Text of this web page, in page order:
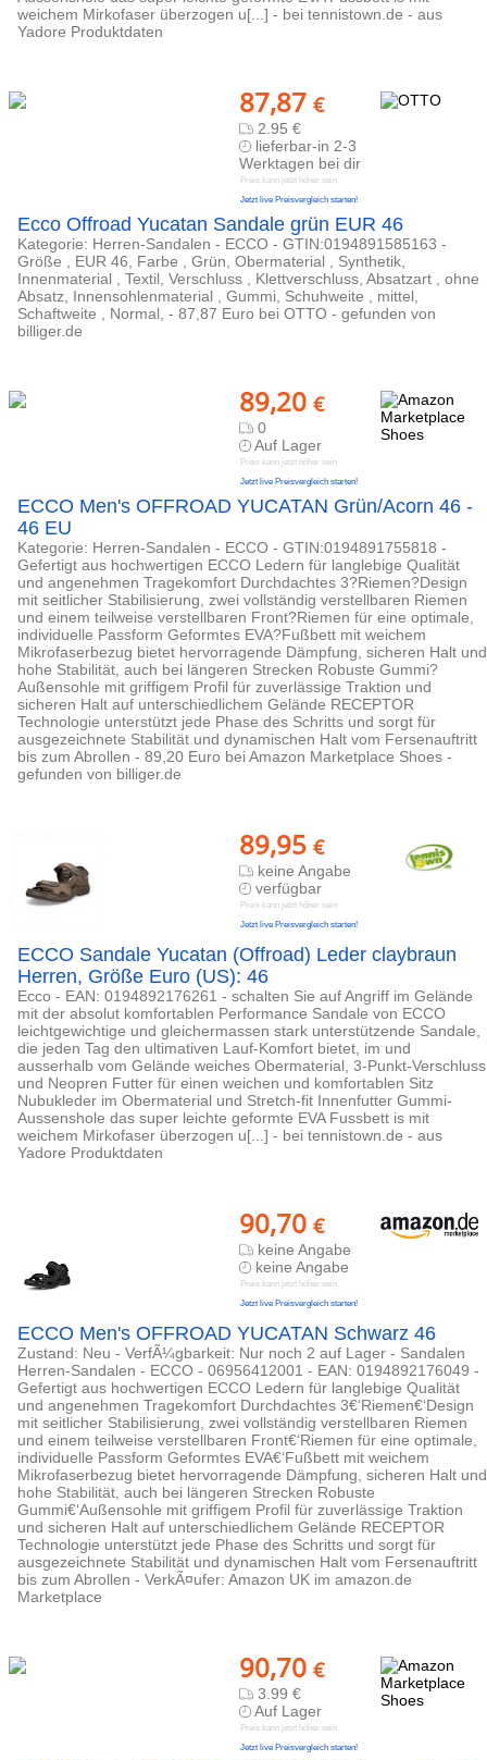
weichem Mirkofaser überzogen u[...] - bei tennistown.de - aus
Yadore Produktdaten
87,87 €
2.95 €
lieferbar-in 2-3
Werktagen bei dir
Preis kann jetzt höher sein
Jetzt live Preisvergleich starten!
Ecco Offroad Yucatan Sandale grün EUR 46
Kategorie: Herren-Sandalen - ECCO - GTIN:0194891585163 -
Größe , EUR 46, Farbe , Grün, Obermaterial , Synthetik,
Innenmaterial , Textil, Verschluss , Klettverschluss, Absatzart , ohne
Absatz, Innensohlenmaterial , Gummi, Schuhweite , mittel,
Schaftweite , Normal, - 87,87 Euro bei OTTO - gefunden von
billiger.de
89,20 €
0
Auf Lager
Preis kann jetzt höher sein
Jetzt live Preisvergleich starten!
ECCO Men's OFFROAD YUCATAN Grün/Acorn 46 -
46 EU
Kategorie: Herren-Sandalen - ECCO - GTIN:0194891755818 -
Gefertigt aus hochwertigen ECCO Ledern für langlebige Qualität
und angenehmen Tragekomfort Durchdachtes 3?Riemen?Design
mit seitlicher Stabilisierung, zwei vollständig verstellbaren Riemen
und einem teilweise verstellbaren Front?Riemen für eine optimale,
individuelle Passform Geformtes EVA?Fußbett mit weichem
Mikrofaserbezug bietet hervorragende Dämpfung, sicheren Halt und
hohe Stabilität, auch bei längeren Strecken Robuste Gummi?
Außensohle mit griffigem Profil für zuverlässige Traktion und
sicheren Halt auf unterschiedlichem Gelände RECEPTOR
Technologie unterstützt jede Phase des Schritts und sorgt für
ausgezeichnete Stabilität und dynamischen Halt vom Fersenauftritt
bis zum Abrollen - 89,20 Euro bei Amazon Marketplace Shoes -
gefunden von billiger.de
89,95 €
keine Angabe
verfügbar
Preis kann jetzt höher sein
Jetzt live Preisvergleich starten!
ECCO Sandale Yucatan (Offroad) Leder claybraun
Herren, Größe Euro (US): 46
Ecco - EAN: 0194892176261 - schalten Sie auf Angriff im Gelände
mit der absolut komfortablen Performance Sandale von ECCO
leichtgewichtige und gleichermassen stark unterstützende Sandale,
die jeden Tag den ultimativen Lauf-Komfort bietet, im und
ausserhalb vom Gelände weiches Obermaterial, 3-Punkt-Verschluss
und Neopren Futter für einen weichen und komfortablen Sitz
Nubukleder im Obermaterial und Stretch-fit Innenfutter Gummi-
Aussenshole das super leichte geformte EVA Fussbett is mit
weichem Mirkofaser überzogen u[...] - bei tennistown.de - aus
Yadore Produktdaten
90,70 €
keine Angabe
keine Angabe
Preis kann jetzt höher sein
Jetzt live Preisvergleich starten!
ECCO Men's OFFROAD YUCATAN Schwarz 46
Zustand: Neu - VerfÃ¼gbarkeit: Nur noch 2 auf Lager - Sandalen
Herren-Sandalen - ECCO - 06956412001 - EAN: 0194892176049 -
Gefertigt aus hochwertigen ECCO Ledern für langlebige Qualität
und angenehmen Tragekomfort Durchdachtes 3€‘Riemen€‘Design
mit seitlicher Stabilisierung, zwei vollständig verstellbaren Riemen
und einem teilweise verstellbaren Front€‘Riemen für eine optimale,
individuelle Passform Geformtes EVA€‘Fußbett mit weichem
Mikrofaserbezug bietet hervorragende Dämpfung, sicheren Halt und
hohe Stabilität, auch bei längeren Strecken Robuste
Gummi€‘Außensohle mit griffigem Profil für zuverlässige Traktion
und sicheren Halt auf unterschiedlichem Gelände RECEPTOR
Technologie unterstützt jede Phase des Schritts und sorgt für
ausgezeichnete Stabilität und dynamischen Halt vom Fersenauftritt
bis zum Abrollen - VerkÃ¤ufer: Amazon UK im amazon.de
Marketplace
90,70 €
3.99 €
Auf Lager
Preis kann jetzt höher sein
Jetzt live Preisvergleich starten!